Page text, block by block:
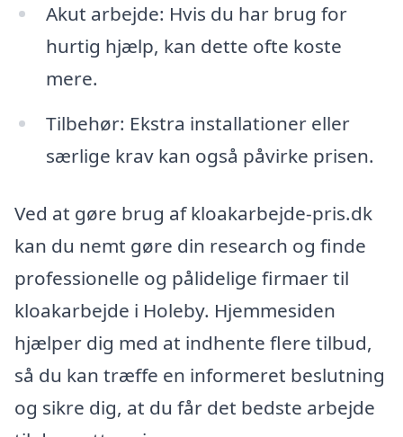
Akut arbejde: Hvis du har brug for
hurtig hjælp, kan dette ofte koste
mere.
Tilbehør: Ekstra installationer eller
særlige krav kan også påvirke prisen.
Ved at gøre brug af kloakarbejde-pris.dk
kan du nemt gøre din research og finde
professionelle og pålidelige firmaer til
kloakarbejde i Holeby. Hjemmesiden
hjælper dig med at indhente flere tilbud,
så du kan træffe en informeret beslutning
og sikre dig, at du får det bedste arbejde